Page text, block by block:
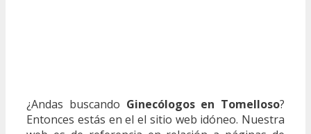
¿Andas buscando Ginecólogos en Tomelloso?
Entonces estás en el el sitio web idóneo. Nuestra